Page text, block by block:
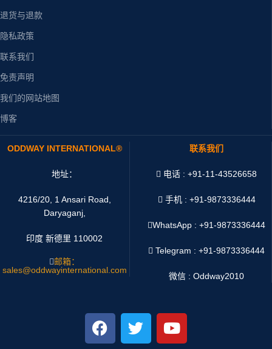
退货与退款
隐私政策
联系我们
免责声明
我们的网站地图
博客
ODDWAY INTERNATIONAL®
地址：
4216/20, 1 Ansari Road,
Daryaganj,
印度 新德里 110002
邮箱：
sales@oddwayinternational.com
联系我们
电话 : +91-11-43526658
手机 : +91-9873336444
WhatsApp :+91-9873336444
Telegram : +91-9873336444
微信 : Oddway2010